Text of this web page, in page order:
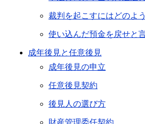
裁判を起こすにはどのよ
使い込んだ預金を戻せと
成年後見と任意後見
成年後見の申立
任意後見契約
後見人の選び方
財産管理委任契約